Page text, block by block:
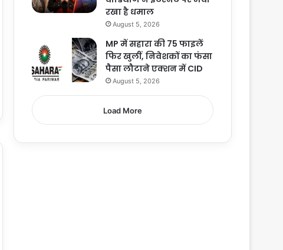
रखा है धमाल
August 5, 2026
MP में सहारा की 75 फाइलें
फिर खुलीं, निवेशकों का फंसा
पैसा लौटाने एक्शन में CID
August 5, 2026
Load More